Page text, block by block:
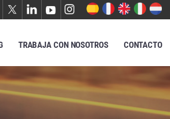
TRABAJA CON NOSOTROS CONTACTO